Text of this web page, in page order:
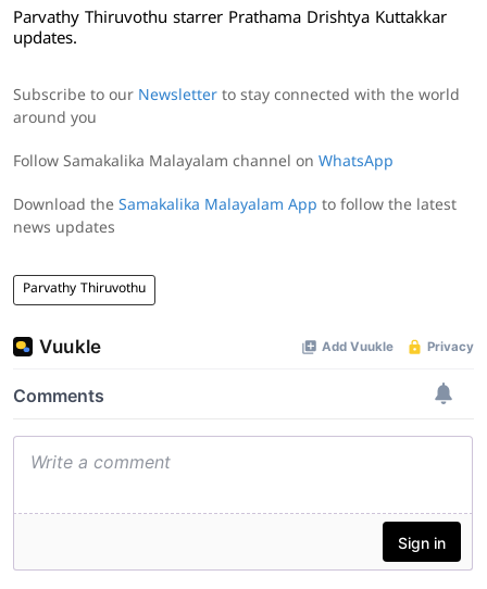
Parvathy Thiruvothu starrer Prathama Drishtya Kuttakkar
updates.
Subscribe to our Newsletter to stay connected with the world
around you
Follow Samakalika Malayalam channel on WhatsApp
Download the Samakalika Malayalam App to follow the latest
news updates
Parvathy Thiruvothu